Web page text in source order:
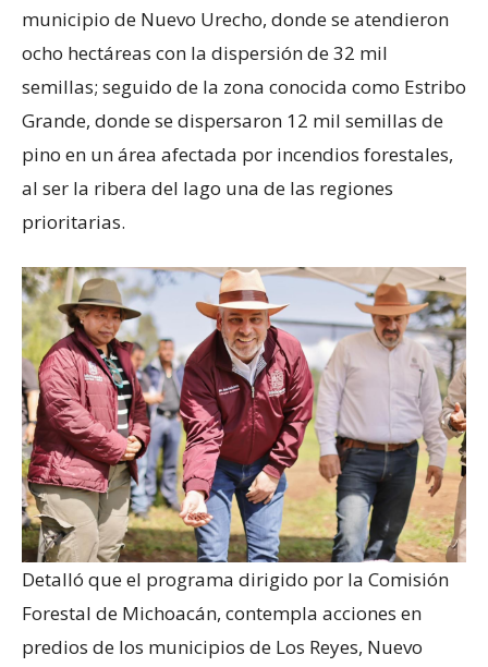
municipio de Nuevo Urecho, donde se atendieron
ocho hectáreas con la dispersión de 32 mil
semillas; seguido de la zona conocida como Estribo
Grande, donde se dispersaron 12 mil semillas de
pino en un área afectada por incendios forestales,
al ser la ribera del lago una de las regiones
prioritarias.
Detalló que el programa dirigido por la Comisión
Forestal de Michoacán, contempla acciones en
predios de los municipios de Los Reyes, Nuevo